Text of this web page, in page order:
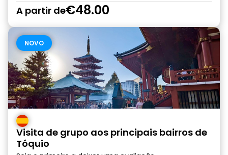
A partir de€48.00
NOVO
Visita de grupo aos principais bairros de
Tóquio